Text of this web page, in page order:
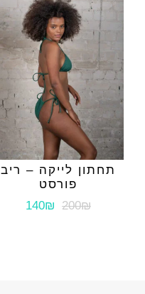
תחתון לייקה – ריב
פורסט
200₪
140₪